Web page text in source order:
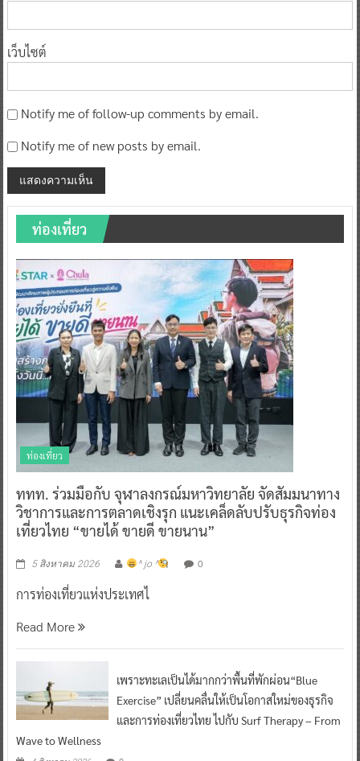
เว็บไซต์
Notify me of follow-up comments by email.
Notify me of new posts by email.
ท่องเที่ยว
ท่องเที่ยว
ททท. ร่วมมือกับ จุฬาลงกรณ์มหาวิทยาลัย จัดสัมมนาทาง
วิชาการและการตลาดเชิงรุก แนะเคล็ดลับปรับธุรกิจท่อง
เที่ยวไทย “ขายได้ ขายดี ขายนาน”
5 สิงหาคม 2026 ^ jo ^ 0
การท่องเที่ยวแห่งประเทศไ
Read More
เพราะทะเลเป็นได้มากกว่าพื้นที่พักผ่อน“Blue
Exercise” เปลี่ยนคลื่นให้เป็นโอกาสใหม่ของธุรกิจ
และการท่องเที่ยวไทย ไปกับ Surf Therapy – From
Wave to Wellness